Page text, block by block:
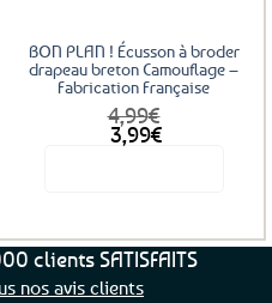
BON PLAN ! Écusson à broder
drapeau breton Camouflage –
Fabrication Française
4,99€
Le
prix
3,99€
Le
prix
clients SATISFAITS
nos avis clients